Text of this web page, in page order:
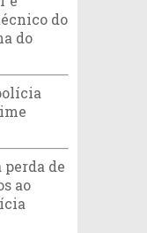
do
do
de
ao